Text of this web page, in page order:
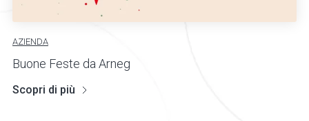
AZIENDA
Buone Feste da Arneg
Scopri di più